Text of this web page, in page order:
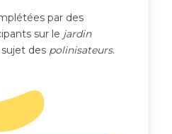
par des
sur le jardin
des polinisateurs.